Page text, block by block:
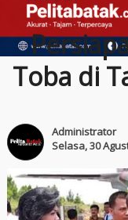
Toba di
Administrator
Selasa, 30